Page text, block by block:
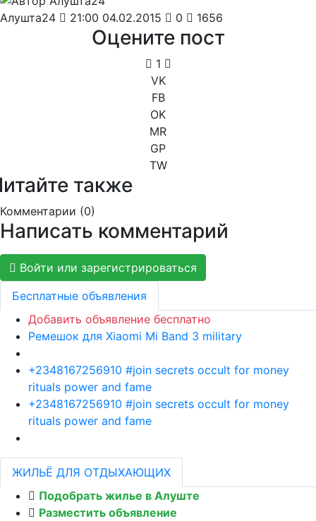
Алушта24 21:00 04.02.2015 0 1656
Оцените пост
1
VK
FB
OK
MR
GP
TW
также
Комментарии (0)
Написать комментарий
Войти или зарегистрироваться
Бесплатные объявления
Добавить объявление бесплатно
Ремешок для Xiaomi Mi Band 3 military
+2348167256910 #join secrets occult for money
rituals power and fame
+2348167256910 #join secrets occult for money
rituals power and fame
ЖИЛЬЁ ДЛЯ ОТДЫХАЮЩИХ
Подобрать жилье в Алуште
Разместить объявление